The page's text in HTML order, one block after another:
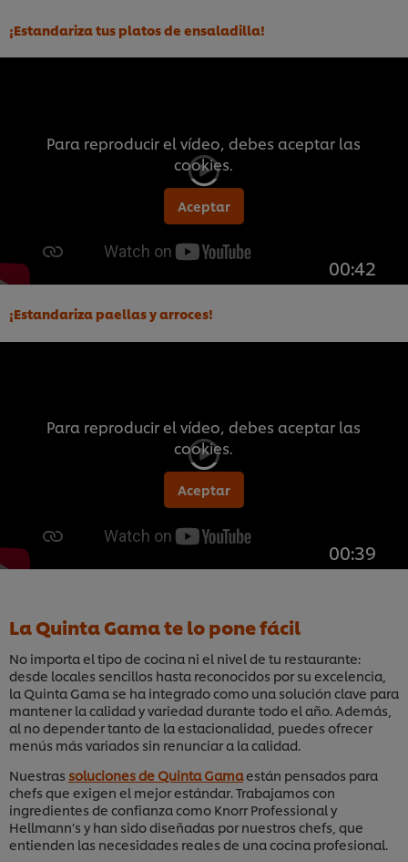
¡Estandariza tus platos de ensaladilla!
Para reproducir el vídeo, debes aceptar las
cookies.
Aceptar
00:42
¡Estandariza paellas y arroces!
Para reproducir el vídeo, debes aceptar las
cookies.
Aceptar
00:39
La Quinta Gama te lo pone fácil
No importa el tipo de cocina ni el nivel de tu restaurante:
desde locales sencillos hasta reconocidos por su excelencia,
la Quinta Gama se ha integrado como una solución clave para
mantener la calidad y variedad durante todo el año. Además,
al no depender tanto de la estacionalidad, puedes ofrecer
menús más variados sin renunciar a la calidad.
Nuestras soluciones de Quinta Gamaestán pensados para
chefs que exigen el mejor estándar. Trabajamos con
ingredientes de confianza como Knorr Professional y
Hellmann’s y han sido diseñadas por nuestros chefs, que
entienden las necesidades reales de una cocina profesional.